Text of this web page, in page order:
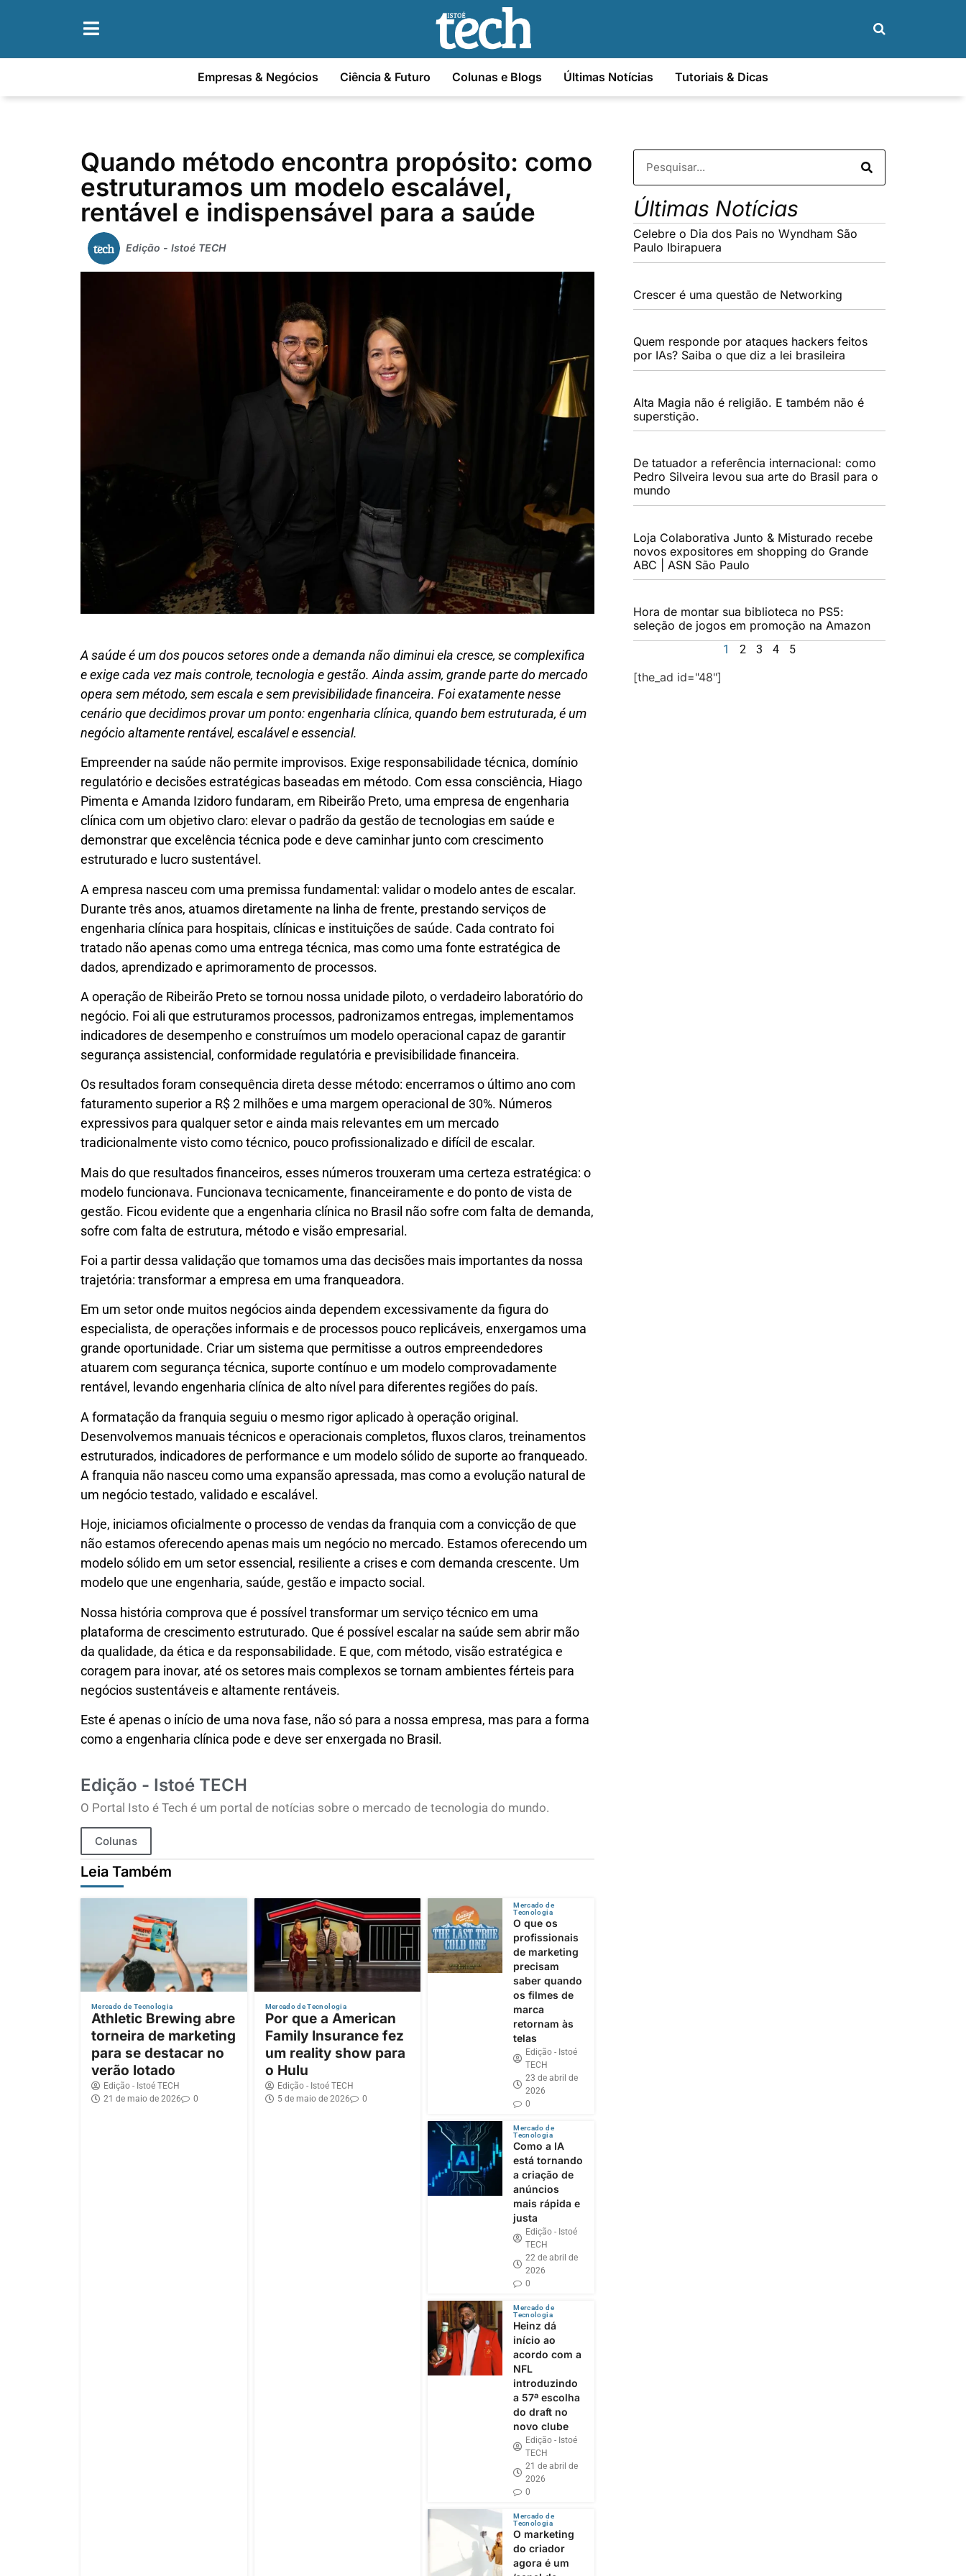
Empresas & Negócios Ciência & Futuro Colunas e Blogs Últimas Notícias Tutoriais & Dicas
Quando método encontra propósito: como
estruturamos um modelo escalável,
rentável e indispensável para a saúde
Edição - Istoé TECH
A saúde é um dos poucos setores onde a demanda não diminui ela cresce, se complexifica
e exige cada vez mais controle, tecnologia e gestão. Ainda assim, grande parte do mercado
opera sem método, sem escala e sem previsibilidade financeira. Foi exatamente nesse
cenário que decidimos provar um ponto: engenharia clínica, quando bem estruturada, é um
negócio altamente rentável, escalável e essencial.
Empreender na saúde não permite improvisos. Exige responsabilidade técnica, domínio
regulatório e decisões estratégicas baseadas em método. Com essa consciência, Hiago
Pimenta e Amanda Izidoro fundaram, em Ribeirão Preto, uma empresa de engenharia
clínica com um objetivo claro: elevar o padrão da gestão de tecnologias em saúde e
demonstrar que excelência técnica pode e deve caminhar junto com crescimento
estruturado e lucro sustentável.
A empresa nasceu com uma premissa fundamental: validar o modelo antes de escalar.
Durante três anos, atuamos diretamente na linha de frente, prestando serviços de
engenharia clínica para hospitais, clínicas e instituições de saúde. Cada contrato foi
tratado não apenas como uma entrega técnica, mas como uma fonte estratégica de
dados, aprendizado e aprimoramento de processos.
A operação de Ribeirão Preto se tornou nossa unidade piloto, o verdadeiro laboratório do
negócio. Foi ali que estruturamos processos, padronizamos entregas, implementamos
indicadores de desempenho e construímos um modelo operacional capaz de garantir
segurança assistencial, conformidade regulatória e previsibilidade financeira.
Os resultados foram consequência direta desse método: encerramos o último ano com
faturamento superior a R$ 2 milhões e uma margem operacional de 30%. Números
expressivos para qualquer setor e ainda mais relevantes em um mercado
tradicionalmente visto como técnico, pouco profissionalizado e difícil de escalar.
Mais do que resultados financeiros, esses números trouxeram uma certeza estratégica: o
modelo funcionava. Funcionava tecnicamente, financeiramente e do ponto de vista de
gestão. Ficou evidente que a engenharia clínica no Brasil não sofre com falta de demanda,
sofre com falta de estrutura, método e visão empresarial.
Foi a partir dessa validação que tomamos uma das decisões mais importantes da nossa
trajetória: transformar a empresa em uma franqueadora.
Em um setor onde muitos negócios ainda dependem excessivamente da figura do
especialista, de operações informais e de processos pouco replicáveis, enxergamos uma
grande oportunidade. Criar um sistema que permitisse a outros empreendedores
atuarem com segurança técnica, suporte contínuo e um modelo comprovadamente
rentável, levando engenharia clínica de alto nível para diferentes regiões do país.
A formatação da franquia seguiu o mesmo rigor aplicado à operação original.
Desenvolvemos manuais técnicos e operacionais completos, fluxos claros, treinamentos
estruturados, indicadores de performance e um modelo sólido de suporte ao franqueado.
A franquia não nasceu como uma expansão apressada, mas como a evolução natural de
um negócio testado, validado e escalável.
Hoje, iniciamos oficialmente o processo de vendas da franquia com a convicção de que
não estamos oferecendo apenas mais um negócio no mercado. Estamos oferecendo um
modelo sólido em um setor essencial, resiliente a crises e com demanda crescente. Um
modelo que une engenharia, saúde, gestão e impacto social.
Nossa história comprova que é possível transformar um serviço técnico em uma
plataforma de crescimento estruturado. Que é possível escalar na saúde sem abrir mão
da qualidade, da ética e da responsabilidade. E que, com método, visão estratégica e
coragem para inovar, até os setores mais complexos se tornam ambientes férteis para
negócios sustentáveis e altamente rentáveis.
Este é apenas o início de uma nova fase, não só para a nossa empresa, mas para a forma
como a engenharia clínica pode e deve ser enxergada no Brasil.
Edição - Istoé TECH
O Portal Isto é Tech é um portal de notícias sobre o mercado de tecnologia do mundo.
Colunas
Leia Também
Mercado de Tecnologia
Athletic Brewing abre
torneira de marketing
para se destacar no
verão lotado
Edição - Istoé TECH
21 de maio de 2026
0
Mercado de Tecnologia
Por que a American
Family Insurance fez
um reality show para
o Hulu
Edição - Istoé TECH
5 de maio de 2026
0
Mercado de
Tecnologia
O que os
profissionais
de marketing
precisam
saber quando
os filmes de
marca
retornam às
telas
Edição - Istoé
TECH
23 de abril de
2026
0
Mercado de
Tecnologia
Como a IA
está tornando
a criação de
anúncios
mais rápida e
justa
Edição - Istoé
TECH
22 de abril de
2026
0
Mercado de
Tecnologia
Heinz dá
início ao
acordo com a
NFL
introduzindo
a 57ª escolha
do draft no
novo clube
Edição - Istoé
TECH
21 de abril de
2026
0
Mercado de
Tecnologia
O marketing
do criador
agora é um
Últimas Notícias
Celebre o Dia dos Pais no Wyndham São
Paulo Ibirapuera
Crescer é uma questão de Networking
Quem responde por ataques hackers feitos
por IAs? Saiba o que diz a lei brasileira
Alta Magia não é religião. E também não é
superstição.
De tatuador a referência internacional: como
Pedro Silveira levou sua arte do Brasil para o
mundo
Loja Colaborativa Junto & Misturado recebe
novos expositores em shopping do Grande
ABC | ASN São Paulo
Hora de montar sua biblioteca no PS5:
seleção de jogos em promoção na Amazon
1 2 3 4 5
[the_ad id="48"]